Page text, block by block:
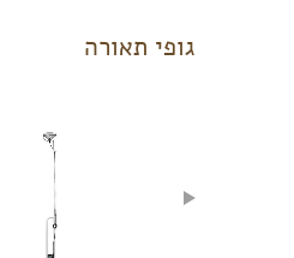
גופי תאורה